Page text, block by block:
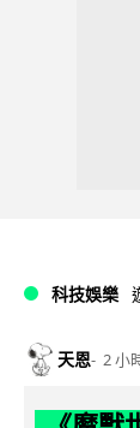
科技娛樂
天恩 2 小